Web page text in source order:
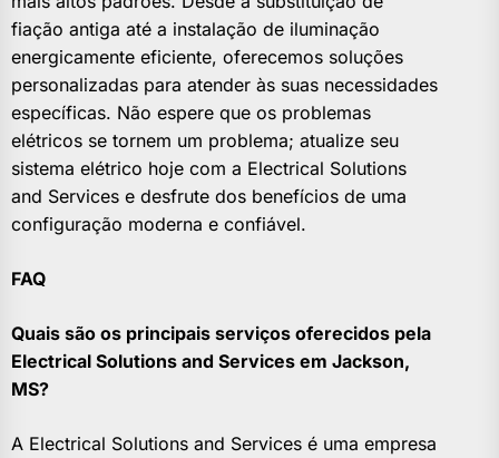
fiação antiga até a instalação de iluminação
energicamente eficiente, oferecemos soluções
personalizadas para atender às suas necessidades
específicas. Não espere que os problemas
elétricos se tornem um problema; atualize seu
sistema elétrico hoje com a Electrical Solutions
and Services e desfrute dos benefícios de uma
configuração moderna e confiável.
FAQ
Quais são os principais serviços oferecidos pela
Electrical Solutions and Services em Jackson,
MS?
A Electrical Solutions and Services é uma empresa